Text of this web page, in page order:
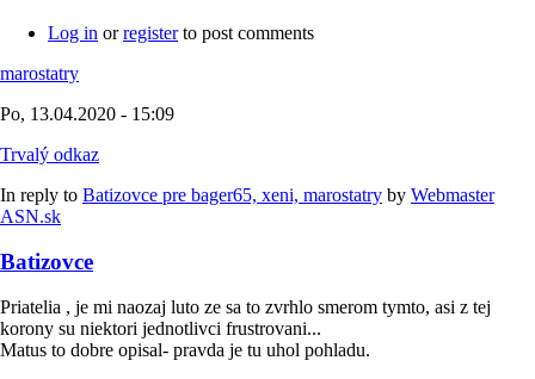
Log in orregisterto post comments
marostatry
Po, 13.04.2020 - 15:09
Trvalý odkaz
In reply to Batizovce pre bager65, xeni, marostatry by Webmaster
ASN.sk
Batizovce
Priatelia , je mi naozaj luto ze sa to zvrhlo smerom tymto, asi z tej
korony su niektori jednotlivci frustrovani...
Matus to dobre opisal- pravda je tu uhol pohladu.